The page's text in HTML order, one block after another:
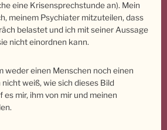
eine Krisensprechstunde an). Mein
meinem Psychiater mitzuteilen, dass
belastet und ich mit seiner Aussage
nicht einordnen kann.
weder einen Menschen noch einen
weiß, wie sich dieses Bild
mir, ihm von mir und meinen